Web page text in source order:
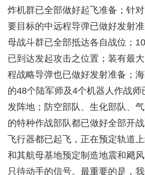
炸机群已全部做好起飞准备；针
要目标的中远程导弹已做好发射
母战斗群已全部抵达各自战位；
已到达发起攻击之位置；装有最
程战略导弹也已做好发射准备；
的48个陆军师及4个机器人作战师
发阵地；防空部队、生化部队、
的特种作战部队都已做好全部开
飞行器都已起飞，正在预定轨道
和其航母基地预定制造地震和飓
只待动手的信号。最重要的是，